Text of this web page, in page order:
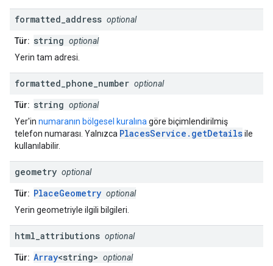
formatted address optional
Tür: string optional
Yerin tam adresi.
formatted phone number optional
Tür: string optional
Yer'in numaranın bölgesel kuralınagöre biçimlendirilmiş
telefon numarası. Yalnızca PlacesService.getDetailsile
kullanılabilir.
geometry optional
Tür: PlaceGeometry optional
Yerin geometriyle ilgili bilgileri.
html attributions optional
Tür: Array<string> optional